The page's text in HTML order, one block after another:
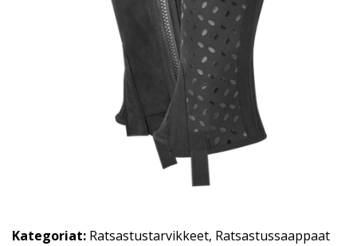
Kategoriat: Ratsastustarvikkeet, Ratsastussaappaat